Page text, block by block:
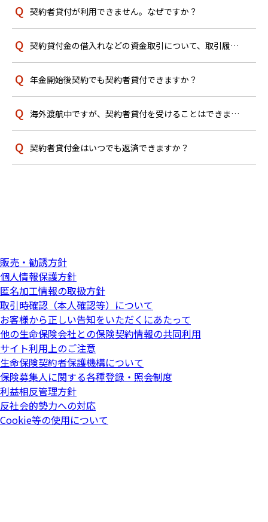
契約者貸付が利用できません。なぜですか？
契約貸付金の借入れなどの資金取引について、取引履歴は確認できますか？
年金開始後契約でも契約者貸付できますか？
海外渡航中ですが、契約者貸付を受けることはできますか？
契約者貸付金はいつでも返済できますか？
販売・勧誘方針
個人情報保護方針
匿名加工情報の取扱方針
取引時確認（本人確認等）について
お客様から正しい告知をいただくにあたって
他の生命保険会社との保険契約情報の共同利用
サイト利用上のご注意
生命保険契約者保護機構について
保険募集人に関する各種登録・照会制度
利益相反管理方針
反社会的勢力への対応
Cookie等の使用について